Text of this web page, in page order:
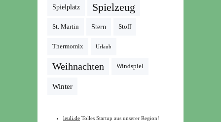
Spielplatz Spielzeug
St. Martin Stern Stoff
Thermomix Urlaub
Weihnachten Windspiel
Winter
leuli.de Tolles Startup aus unserer Region!